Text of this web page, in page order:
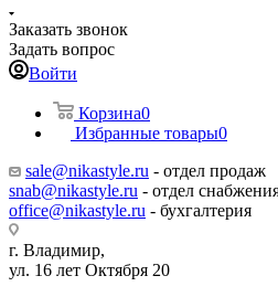
Заказать звонок
Задать вопрос
Войти
Корзина0
Избранные товары0
sale@nikastyle.ru - отдел продаж
snab@nikastyle.ru - отдел
office@nikastyle.ru - бухгалтерия
г. Владимир,
ул. 16 лет Октября 20